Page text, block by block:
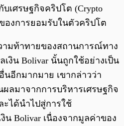
บเศรษฐกิจคริปโต (Crypto
องการยอมรับในตัวคริปโต
ามท้าทายของสถานการณ์ทาง
งิน Bolivar นั้นถูกใช้อย่างเป็น
นอีกมากมาย เขากล่าวว่า
ลมาจากการบริหารเศรษฐกิจ
ได้นำไปสู่การใช้
น Bolivar เนื่องจากมูลค่าของ